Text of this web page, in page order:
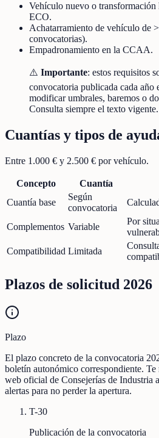
Vehículo nuevo o transformación
ECO.
Achatarramiento de vehículo de
convocatorias).
Empadronamiento en la CCAA.
⚠️ Importante: estos requisitos
convocatoria publicada cada año
modificar umbrales, baremos o
Consulta siempre el texto vigente.
Cuantías y tipos de
Entre 1.000 € y 2.500 € por vehículo.
Concepto Cuantía
Cuantía base
Según
convocatoria
Complementos Variable
Por
Compatibilidad Limitada
Plazos de solicitud 2026
Plazo
El plazo concreto de la convocatoria
boletín autonómico correspondiente. Te
web oficial de Consejerías de Industria
alertas para no perder la apertura.
T-30
Publicación de la convocatoria